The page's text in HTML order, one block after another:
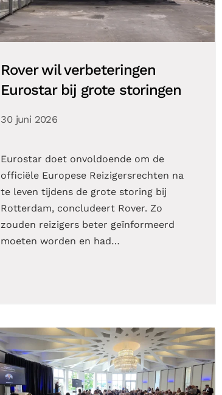
Rover wil verbeteringen
Eurostar bij grote storingen
30 juni 2026
Eurostar doet onvoldoende om de
officiële Europese Reizigersrechten na
te leven tijdens de grote storing bij
Rotterdam, concludeert Rover. Zo
zouden reizigers beter geïnformeerd
moeten worden en had…